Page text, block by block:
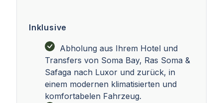
Inklusive
Abholung aus Ihrem Hotel und
Transfers von Soma Bay, Ras Soma &
Safaga nach Luxor und zurück, in
einem modernen klimatisierten und
komfortabelen Fahrzeug.